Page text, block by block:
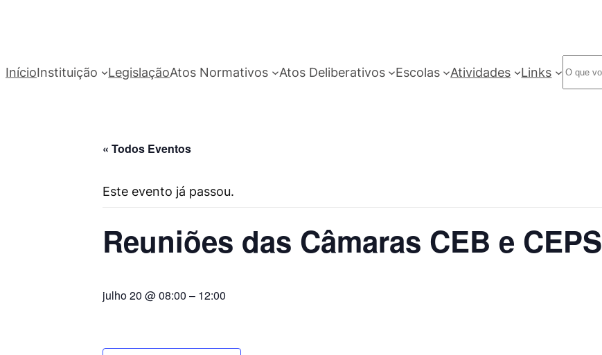
InícioInstituição LegislaçãoAtos Normativos Atos Deliberativos Escolas Atividades Links
« Todos Eventos
Este evento já passou.
Reuniões das Câmaras CEB e CEPS
julho 20 @ 08:00 – 12:00